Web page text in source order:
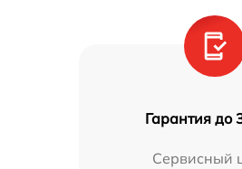
Гарантия до
Сервисный